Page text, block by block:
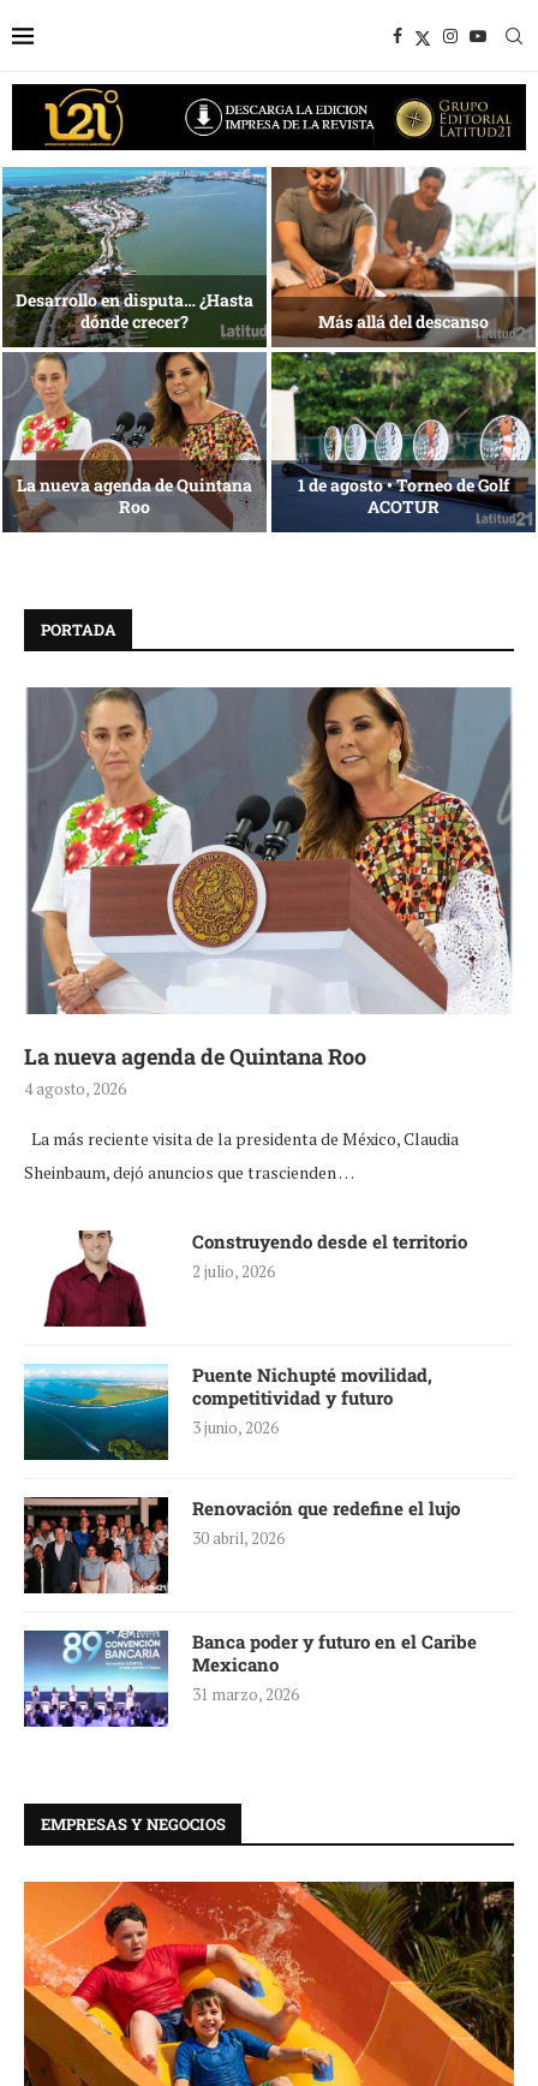
1 al 28 de agosto •
Fundación Isleña
Energía que Impulsa la
competitividad
Reconocimiento de viajeros La esencia del servicio
PORTADA
La nueva agenda de Quintana Roo
4 agosto, 2026
La más reciente visita de la presidenta de México, Claudia
Sheinbaum, dejó anuncios que trascienden …
Construyendo desde el territorio
2 julio, 2026
Puente Nichupté movilidad,
competitividad y futuro
3 junio, 2026
Renovación que redefine el lujo
30 abril, 2026
Banca poder y futuro en el Caribe
Mexicano
31 marzo, 2026
EMPRESAS Y NEGOCIOS